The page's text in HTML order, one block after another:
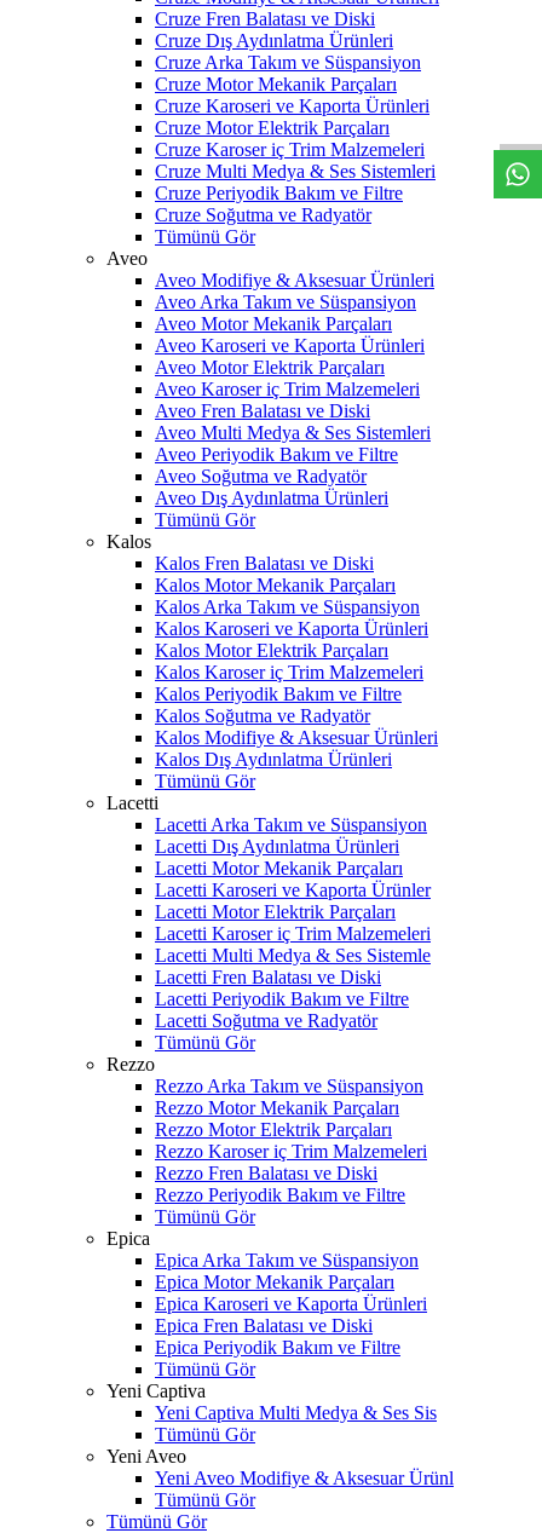
Cruze Fren Balatası ve Diski
Cruze Dış Aydınlatma Ürünleri
Cruze Arka Takım ve Süspansiyon
Cruze Motor Mekanik Parçaları
Cruze Karoseri ve Kaporta Ürünleri
Cruze Motor Elektrik Parçaları
Cruze Karoser iç Trim Malzemeleri
Cruze Multi Medya & Ses Sistemleri
Cruze Periyodik Bakım ve Filtre
Cruze Soğutma ve Radyatör
Tümünü Gör
Aveo
Aveo Modifiye & Aksesuar Ürünleri
Aveo Arka Takım ve Süspansiyon
Aveo Motor Mekanik Parçaları
Aveo Karoseri ve Kaporta Ürünleri
Aveo Motor Elektrik Parçaları
Aveo Karoser iç Trim Malzemeleri
Aveo Fren Balatası ve Diski
Aveo Multi Medya & Ses Sistemleri
Aveo Periyodik Bakım ve Filtre
Aveo Soğutma ve Radyatör
Aveo Dış Aydınlatma Ürünleri
Tümünü Gör
Kalos
Kalos Fren Balatası ve Diski
Kalos Motor Mekanik Parçaları
Kalos Arka Takım ve Süspansiyon
Kalos Karoseri ve Kaporta Ürünleri
Kalos Motor Elektrik Parçaları
Kalos Karoser iç Trim Malzemeleri
Kalos Periyodik Bakım ve Filtre
Kalos Soğutma ve Radyatör
Kalos Modifiye & Aksesuar Ürünleri
Kalos Dış Aydınlatma Ürünleri
Tümünü Gör
Lacetti
Lacetti Arka Takım ve Süspansiyon
Lacetti Dış Aydınlatma Ürünleri
Lacetti Motor Mekanik Parçaları
Lacetti Karoseri ve Kaporta Ürünler
Lacetti Motor Elektrik Parçaları
Lacetti Karoser iç Trim Malzemeleri
Lacetti Multi Medya & Ses Sistemle
Lacetti Fren Balatası ve Diski
Lacetti Periyodik Bakım ve Filtre
Lacetti Soğutma ve Radyatör
Tümünü Gör
Rezzo
Rezzo Arka Takım ve Süspansiyon
Rezzo Motor Mekanik Parçaları
Rezzo Motor Elektrik Parçaları
Rezzo Karoser iç Trim Malzemeleri
Rezzo Fren Balatası ve Diski
Rezzo Periyodik Bakım ve Filtre
Tümünü Gör
Epica
Epica Arka Takım ve Süspansiyon
Epica Motor Mekanik Parçaları
Epica Karoseri ve Kaporta Ürünleri
Epica Fren Balatası ve Diski
Epica Periyodik Bakım ve Filtre
Tümünü Gör
Yeni Captiva
Yeni Captiva Multi Medya & Ses Sis
Tümünü Gör
Yeni Aveo
Yeni Aveo Modifiye & Aksesuar Ürünl
Tümünü Gör
Tümünü Gör